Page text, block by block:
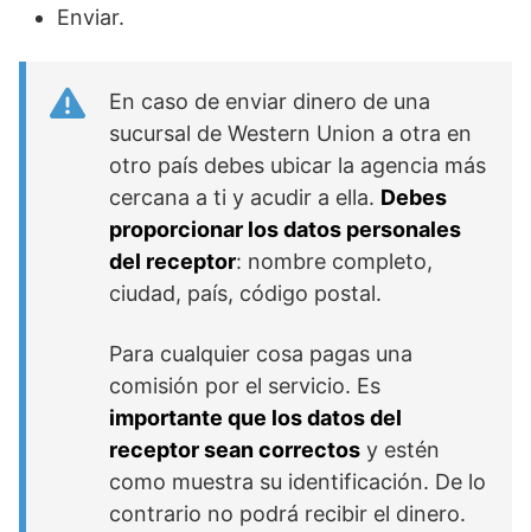
Enviar.
En caso de enviar dinero de una
sucursal de Western Union a otra en
otro país debes ubicar la agencia más
cercana a ti y acudir a ella. Debes
proporcionar los datos personales
del receptor: nombre completo,
ciudad, país, código postal.
Para cualquier cosa pagas una
comisión por el servicio. Es
importante que los datos del
receptor sean correctos y estén
como muestra su identificación. De lo
contrario no podrá recibir el dinero.